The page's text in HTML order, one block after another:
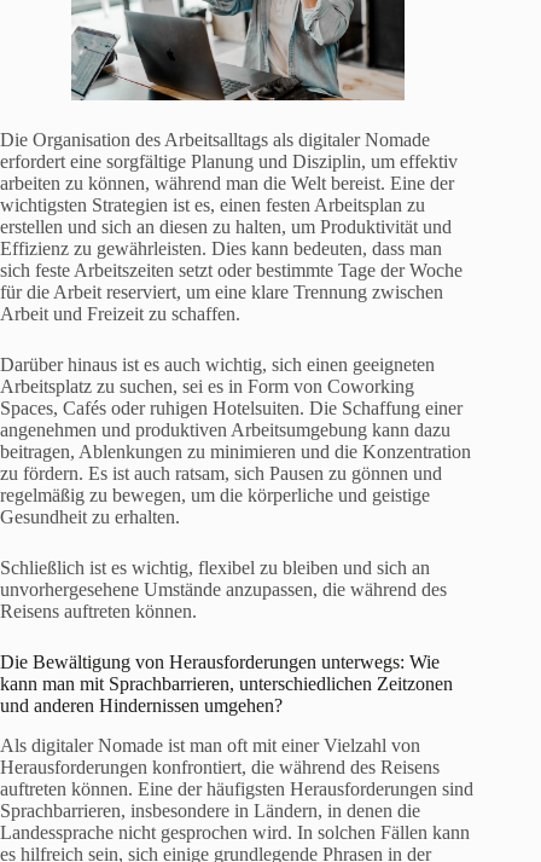
Die Organisation des Arbeitsalltags als digitaler Nomade
erfordert eine sorgfältige Planung und Disziplin, um effektiv
arbeiten zu können, während man die Welt bereist. Eine der
wichtigsten Strategien ist es, einen festen Arbeitsplan zu
erstellen und sich an diesen zu halten, um Produktivität und
Effizienz zu gewährleisten. Dies kann bedeuten, dass man
sich feste Arbeitszeiten setzt oder bestimmte Tage der Woche
für die Arbeit reserviert, um eine klare Trennung zwischen
Arbeit und Freizeit zu schaffen.
Darüber hinaus ist es auch wichtig, sich einen geeigneten
Arbeitsplatz zu suchen, sei es in Form von Coworking
Spaces, Cafés oder ruhigen Hotelsuiten. Die Schaffung einer
angenehmen und produktiven Arbeitsumgebung kann dazu
beitragen, Ablenkungen zu minimieren und die Konzentration
zu fördern. Es ist auch ratsam, sich Pausen zu gönnen und
regelmäßig zu bewegen, um die körperliche und geistige
Gesundheit zu erhalten.
Schließlich ist es wichtig, flexibel zu bleiben und sich an
unvorhergesehene Umstände anzupassen, die während des
Reisens auftreten können.
Die Bewältigung von Herausforderungen unterwegs: Wie
kann man mit Sprachbarrieren, unterschiedlichen Zeitzonen
und anderen Hindernissen umgehen?
Als digitaler Nomade ist man oft mit einer Vielzahl von
Herausforderungen konfrontiert, die während des Reisens
auftreten können. Eine der häufigsten Herausforderungen sind
Sprachbarrieren, insbesondere in Ländern, in denen die
Landessprache nicht gesprochen wird. In solchen Fällen kann
es hilfreich sein, sich einige grundlegende Phrasen in der